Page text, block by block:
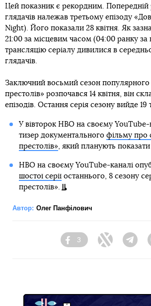
Цей показник є рекордним. Попередній
глядачів належав третьому епізоду
Night). Його показали 28 квітня. Як
21:00 за місцевим часом (04:00 ранку за
трансляцію серіалу дивилися в
глядачів.
Заключний восьмий сезон популярного
престолів» розпочався 14 квітня, він
епізодів. Остання серія сезону вийде 19
У вівторок HBO на своєму YouTube-
тизер документального фільму про
престолів», який планують показати
HBO на своєму YouTube-каналі
шостої серіїостаннього, 8 сезону
престолів».
Автор: Олег Панфілович
Facebook
3
Twitter